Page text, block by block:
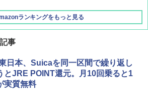
ランキングをもっと見る
ャンパーズコレクション 山善] ポップアッ
テント 傘みたいに広げて畳める パッとサ
とサンシェード キューブ フルクローズ メ
シュ 簡単設置 ワンタッチテント キャンプ
ステンレス保冷剤 2個セット 2
リニューアル 急速冷凍 空間倍増 衛生的
ンパクト 保冷力長持ち
事
日本、Suicaを同一区間で繰り返し
とJRE POINT還元。月10回乗ると1
実質無料